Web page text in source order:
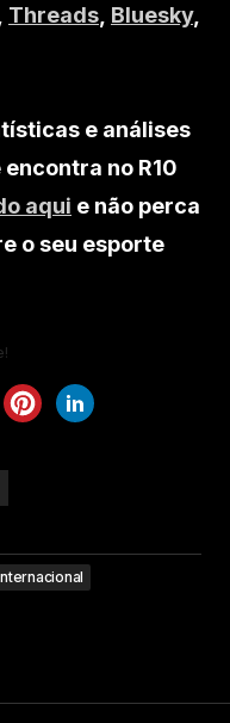
Threads Bluesky,
e análises
no R10
aqui e não perca
o seu esporte